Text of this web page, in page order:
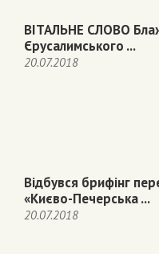
ВІТАЛЬНЕ СЛОВО
Єрусалимського ...
20.07.2018
Відбувся брифінг
«Києво-Печерська ...
20.07.2018